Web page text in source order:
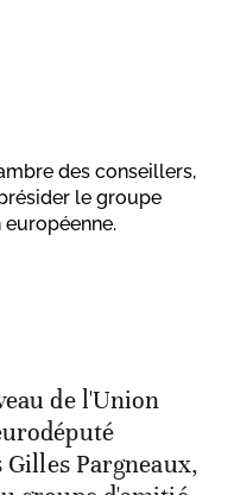
des conseillers,
le groupe
de l'Union
Pargneaux,